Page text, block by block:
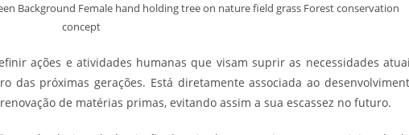
Background Female hand holding tree on nature field grass Forest conservation
concept
ações e atividades humanas que visam suprir as necessidades
das próximas gerações. Está diretamente associada ao
de matérias primas, evitando assim a sua escassez no futuro.